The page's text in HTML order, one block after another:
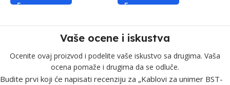
Vaše ocene i iskustva
Ocenite ovaj proizvod i podelite vaše iskustvo sa drugima. Vaša
ocena pomaže i drugima da se odluče.
Budite prvi koji će napisati recenziju za „Kablovi za unimer BST-